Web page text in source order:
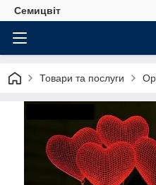
Семицвіт
Товари та послуги